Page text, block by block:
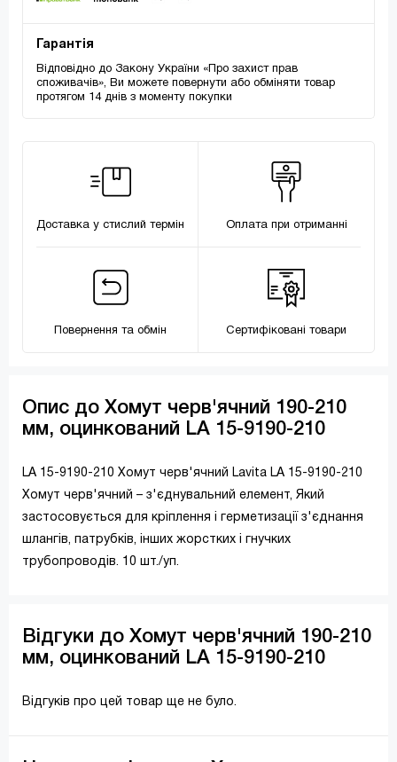
Гарантія
Відповідно до Закону України «Про захист прав
споживачів», Ви можете повернути або обміняти товар
протягом 14 днів з моменту покупки
Доставка у стислий термін Оплата при отриманні
Повернення та обмін Сертифіковані товари
Опис до Хомут черв'ячний 190-210
мм, оцинкований LA 15-9190-210
LA 15-9190-210 Хомут черв'ячний Lavita LA 15-9190-210
Хомут черв'ячний – з'єднувальний елемент, Який
застосовується для кріплення і герметизації з'єднання
шлангів, патрубків, інших жорстких і гнучких
трубопроводів. 10 шт./уп.
Відгуки до Хомут черв'ячний 190-210
мм, оцинкований LA 15-9190-210
Відгуків про цей товар ще не було.